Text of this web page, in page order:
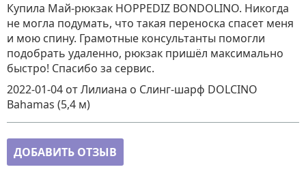
Купила Май-рюкзак HOPPEDIZ BONDOLINO. Никогда
не могла подумать, что такая переноска спасет меня
и мою спину. Грамотные консультанты помогли
подобрать удаленно, рюкзак пришёл максимально
быстро! Спасибо за сервис.
2022-01-04 от Лилиана о Слинг-шарф DOLCINO
Bahamas (5,4 м)
ДОБАВИТЬ ОТЗЫВ